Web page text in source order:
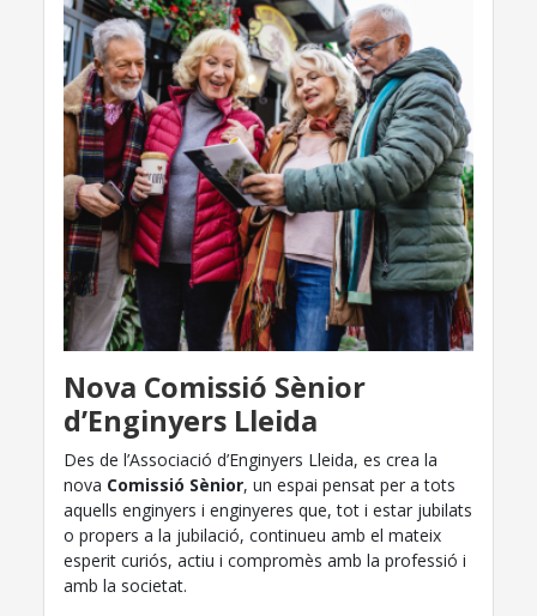
Nova Comissió Sènior
d’Enginyers Lleida
Des de l’Associació d’Enginyers Lleida, es crea la
nova Comissió Sènior, un espai pensat per a tots
aquells enginyers i enginyeres que, tot i estar jubilats
o propers a la jubilació, continueu amb el mateix
esperit curiós, actiu i compromès amb la professió i
amb la societat.